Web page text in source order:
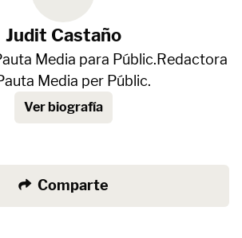
Judit Castaño
Media para Públic.Redactora
Media per Públic.
Ver biografía
Comparte